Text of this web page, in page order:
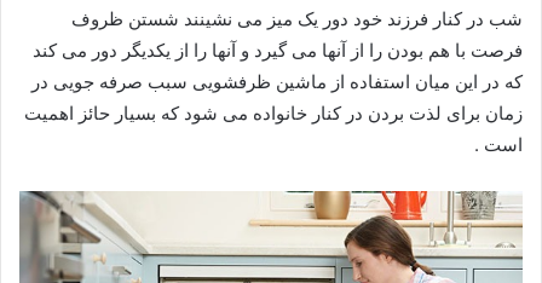
شب در کنار فرزند خود دور یک میز می نشینند شستن ظروف
فرصت با هم بودن را از آنها می گیرد و آنها را از یکدیگر دور می کند
که در این میان استفاده از ماشین ظرفشویی سبب صرفه جویی در
زمان برای لذت بردن در کنار خانواده می شود که بسیار حائز اهمیت
است .